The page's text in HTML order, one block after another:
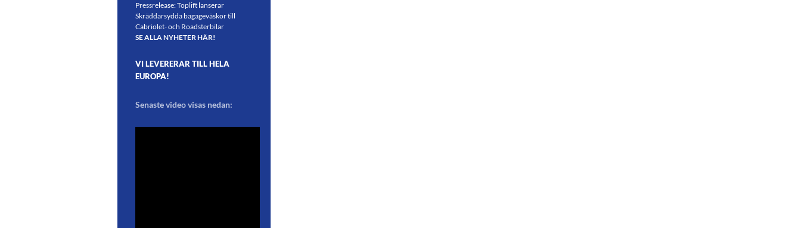
Pressrelease: Toplift lanserar
Skräddarsydda bagageväskor till
Cabriolet- och Roadsterbilar
SE ALLA NYHETER HÄR!
VI LEVERERAR TILL HELA
EUROPA!
Senaste video visas nedan: